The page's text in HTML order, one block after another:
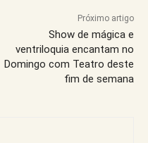
Próximo artigo
Show de mágica e
ventriloquia encantam no
Domingo com Teatro deste
fim de semana